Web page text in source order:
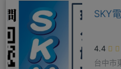
SKY
4.4
台中市